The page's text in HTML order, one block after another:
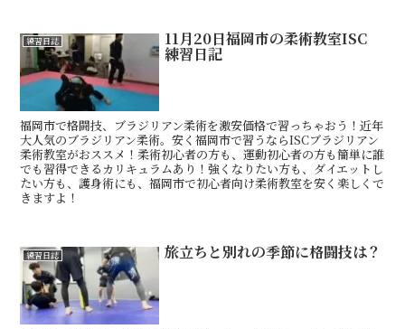
練習日誌 11月20日福岡市の柔術教室ISC
練習日記
福岡市で格闘技、ブラジリアン柔術を激安価格で習っちゃおう！近年
大人気のブラジリアン柔術。安く福岡市で習うならISCブラジリアン
柔術教室がおススメ！柔術初心者の方も、運動初心者の方も簡単に誰
でも習得できるカリキュラムあり！強くなりたい方も、ダイエットし
たい方も、護身術にも、福岡市で初心者向け柔術教室を安く楽しくで
きますよ！
練習日誌 旅立ちと別れの季節に格闘技は？